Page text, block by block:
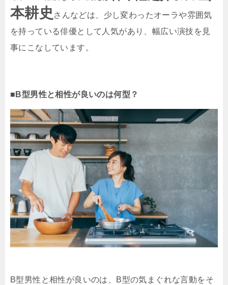
本耕史 さんなどは、少し変わったオーラや雰囲気
を持っている俳優として人気があり、幅広い演技を見
事にこなしています。
■B型男性と相性が良いのは何型？
B型男性と相性が良いのは、B型の気まぐれな言動をそ